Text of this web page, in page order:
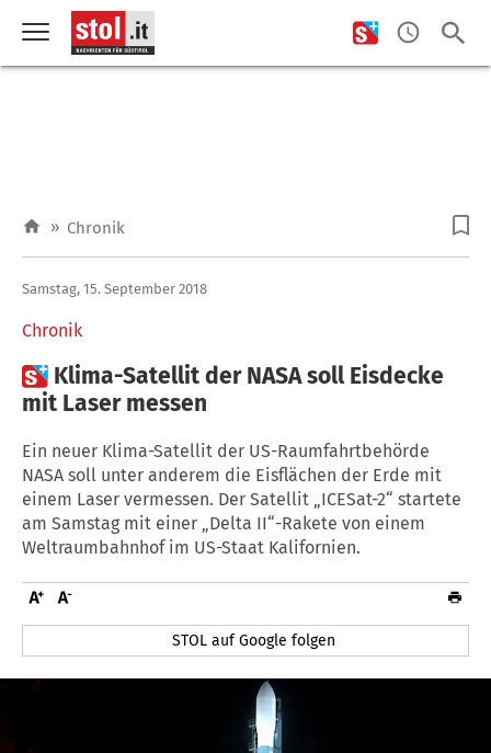
» Chronik
Chronik
Samstag, 15. September 2018
 Klima-Satellit der NASA soll Eisdecke
mit Laser messen
Ein neuer Klima-Satellit der US-Raumfahrtbehörde
NASA soll unter anderem die Eisflächen der Erde mit
einem Laser vermessen. Der Satellit „ICESat-2“ startete
am Samstag mit einer „Delta II“-Rakete von einem
Weltraumbahnhof im US-Staat Kalifornien.
STOL auf Google folgen